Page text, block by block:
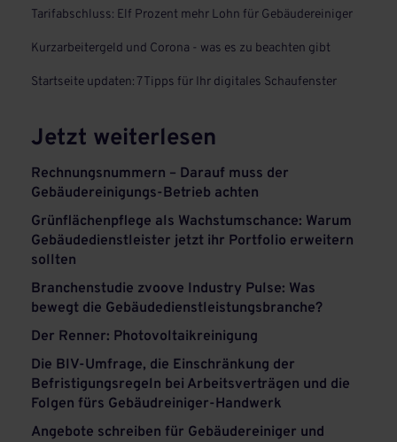
Tarifabschluss: Elf Prozent mehr Lohn für Gebäudereiniger
Kurzarbeitergeld und Corona - was es zu beachten gibt
Startseite updaten: 7 Tipps für Ihr digitales Schaufenster
Jetzt weiterlesen
Rechnungsnummern – Darauf muss der
Gebäudereinigungs-Betrieb achten
Grünflächenpflege als Wachstumschance: Warum
Gebäudedienstleister jetzt ihr Portfolio erweitern
sollten
Branchenstudie zvoove Industry Pulse: Was
bewegt die Gebäudedienstleistungsbranche?
Der Renner: Photovoltaikreinigung
Die BIV-Umfrage, die Einschränkung der
Befristigungsregeln bei Arbeitsverträgen und die
Folgen fürs Gebäudreiniger-Handwerk
Angebote schreiben für Gebäudereiniger und